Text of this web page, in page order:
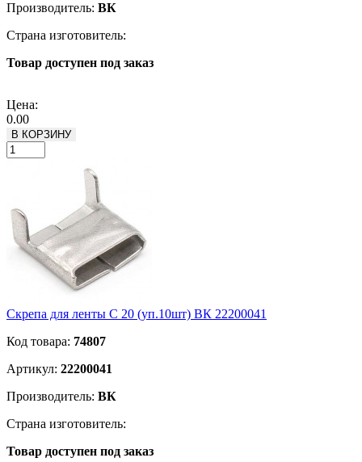
Производитель: ВК
Страна изготовитель:
Товар доступен под заказ
Цена:
0.00
В КОРЗИНУ
Скрепа для ленты C 20 (уп.10шт) ВК 22200041
Код товара: 74807
Артикул: 22200041
Производитель: ВК
Страна изготовитель:
Товар доступен под заказ